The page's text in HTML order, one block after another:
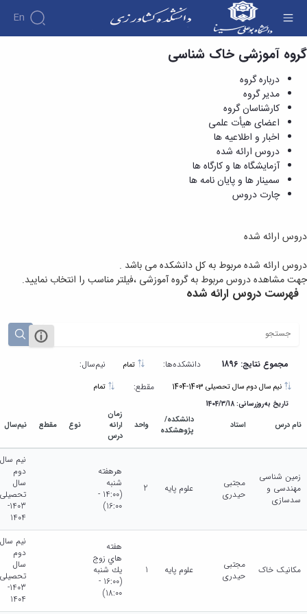
En
دروس ارائه شده - دانشکده کشاورزی
گروه آموزشی خاک شناسی
درباره گروه
مدیر گروه
کارشناسان گروه
اعضای هیأت علمی
اخبار و اطلاعیه ها
دروس ارائه شده
آزمایشگاه ها و کارگاه ها
سمینار ها و پایان نامه ها
چارت دروس
دروس ارائه شده
دروس ارائه شده مربوط به کل دانشکده می باشد .
جهت مشاهده دروس مربوط به گروه آموزشی ،فیلتر مناسب را انتخاب نمایید.
فهرست دروس ارائه شده
مجموع نتایج: 1896 دانشکده‌ها: نیم‌سال:
مقطع: تمام
تاریخ به‌روزرسانی: 1404/3/18
نام درس استاد
دانشکده/
پژوهشکده
واحد
زمان
ارائه
درس
نوع مقطع نیم‌سال
زمین شناسی
مهندسی و
سدسازی
مجتبی
حیدری
علوم پایه 2
هرهفته
شنبه
(14:00 -
16:00)
نیم سال
دوم
سال
تحصیلی
1403-
1404
مکانیک خاک
مجتبی
حیدری
علوم پایه 1
هفته
هاي زوج
يك شنبه
(16:00 -
18:00)
نیم سال
دوم
سال
تحصیلی
1403-
1404